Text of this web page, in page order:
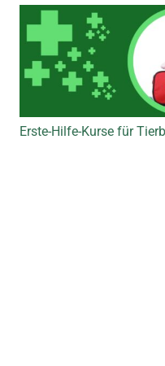
Erste-Hilfe-Kurse für